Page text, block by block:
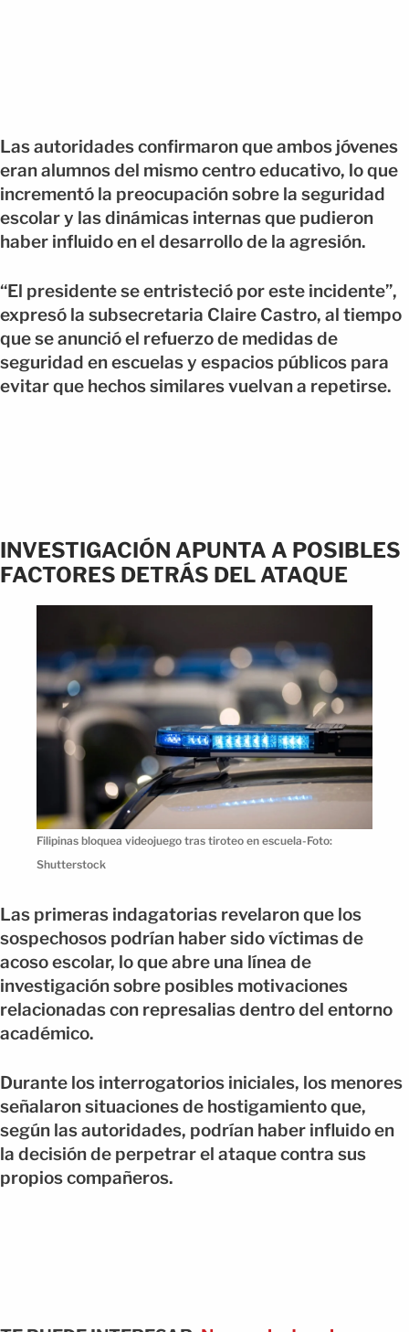
Las autoridades confirmaron que ambos jóvenes
eran alumnos del mismo centro educativo, lo que
incrementó la preocupación sobre la seguridad
escolar y las dinámicas internas que pudieron
haber influido en el desarrollo de la agresión.
“El presidente se entristeció por este incidente”,
expresó la subsecretaria Claire Castro, al tiempo
que se anunció el refuerzo de medidas de
seguridad en escuelas y espacios públicos para
evitar que hechos similares vuelvan a repetirse.
INVESTIGACIÓN APUNTA A POSIBLES
FACTORES DETRÁS DEL ATAQUE
Filipinas bloquea videojuego tras tiroteo en escuela-Foto:
Shutterstock
Las primeras indagatorias revelaron que los
sospechosos podrían haber sido víctimas de
acoso escolar, lo que abre una línea de
investigación sobre posibles motivaciones
relacionadas con represalias dentro del entorno
académico.
Durante los interrogatorios iniciales, los menores
señalaron situaciones de hostigamiento que,
según las autoridades, podrían haber influido en
la decisión de perpetrar el ataque contra sus
propios compañeros.